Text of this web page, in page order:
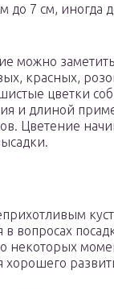
до 7 см, иногда
можно заметить
красных,
цветки
и длиной
Цветение
вопросах
некоторых
хорошего